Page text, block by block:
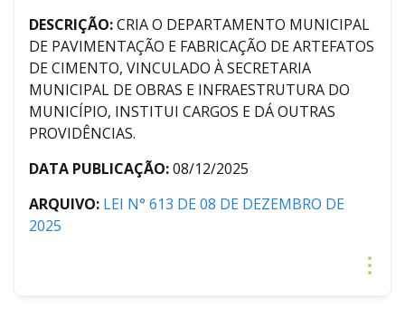
DESCRIÇÃO:CRIA O DEPARTAMENTO MUNICIPAL
DE PAVIMENTAÇÃO E FABRICAÇÃO DE ARTEFATOS
DE CIMENTO, VINCULADO À SECRETARIA
MUNICIPAL DE OBRAS E INFRAESTRUTURA DO
MUNICÍPIO, INSTITUI CARGOS E DÁ OUTRAS
PROVIDÊNCIAS.
DATA PUBLICAÇÃO:08/12/2025
ARQUIVO: LEI N° 613 DE 08 DE DEZEMBRO DE
2025